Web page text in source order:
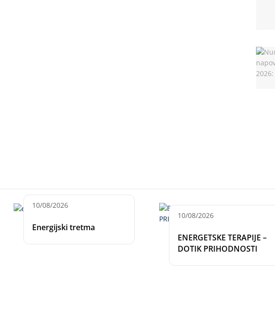
10/08/2026
Energijski tretma
10/08/2026
ENERGETSKE TERAPIJE –
DOTIK PRIHODNOSTI